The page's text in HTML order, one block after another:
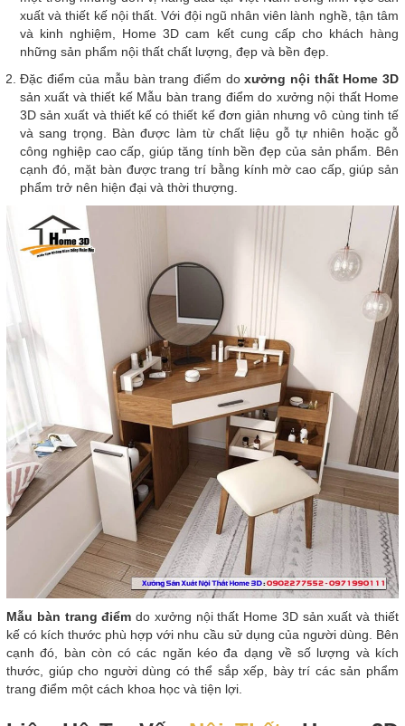
xuất và thiết kế nội thất. Với đội ngũ nhân viên lành nghề, tận tâm
và kinh nghiệm, Home 3D cam kết cung cấp cho khách hàng
những sản phẩm nội thất chất lượng, đẹp và bền đẹp.
Đặc điểm của mẫu bàn trang điểm doxưởng nội thất Home 3D
sản xuất và thiết kế Mẫu bàn trang điểm do xưởng nội thất Home
3D sản xuất và thiết kế có thiết kế đơn giản nhưng vô cùng tinh tế
và sang trọng. Bàn được làm từ chất liệu gỗ tự nhiên hoặc gỗ
công nghiệp cao cấp, giúp tăng tính bền đẹp của sản phẩm. Bên
cạnh đó, mặt bàn được trang trí bằng kính mờ cao cấp, giúp sản
phẩm trở nên hiện đại và thời thượng.
Mẫu bàn trang điểm do xưởng nội thất Home 3D sản xuất và thiết
kế có kích thước phù hợp với nhu cầu sử dụng của người dùng. Bên
cạnh đó, bàn còn có các ngăn kéo đa dạng về số lượng và kích
thước, giúp cho người dùng có thể sắp xếp, bày trí các sản phẩm
trang điểm một cách khoa học và tiện lợi.